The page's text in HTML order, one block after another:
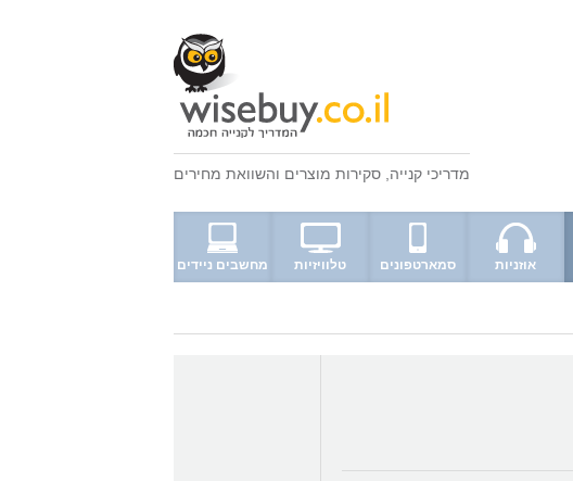
מדריכי קנייה סקירות מוצרים והשוואת מחירים
אוזניות סמארטפונים טלוויזיות מחשבים ניידים